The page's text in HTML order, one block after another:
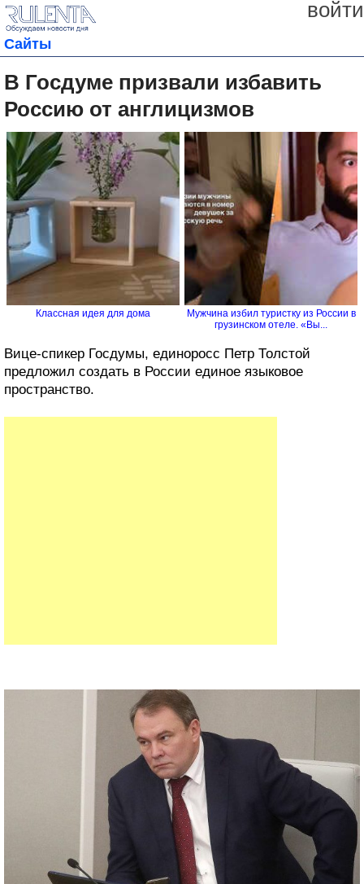
войти
Сайты
В Госдуме призвали избавить
Россию от англицизмов
Классная идея для дома
Мужчина избил туристку из России в
грузинском отеле. «Вы...
Вице-спикер Госдумы, единоросс Петр Толстой
предложил создать в России единое языковое
пространство.